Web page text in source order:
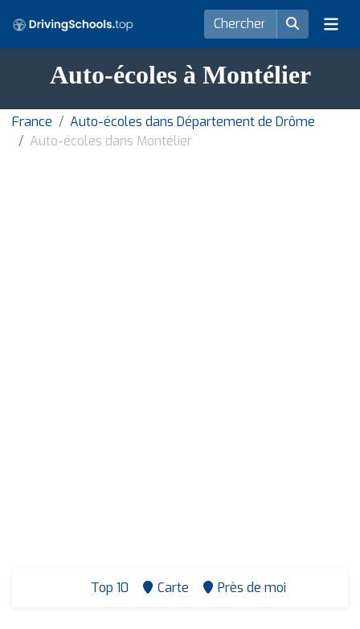
Auto-écoles à Montélier
France
Auto-écoles dans Département de Drôme
Auto-écoles dans Montélier
Top 10 Carte Près de moi